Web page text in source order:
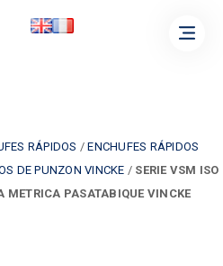
RÁPIDOS /ENCHUFES RÁPIDOS
DE PUNZON VINCKE / SERIE VSM ISO
METRICA PASATABIQUE VINCKE